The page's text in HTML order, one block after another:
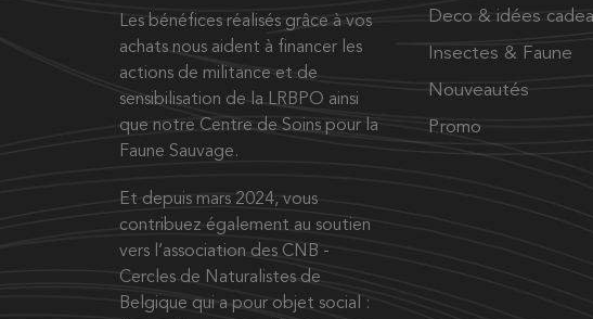
Les bénéfices réalisés grâce à vos
achats nous aident à financer les
actions de militance et de
sensibilisation de la LRBPO ainsi
que notre Centre de Soins pour la
Faune Sauvage.
Et depuis mars 2024, vous
contribuez également au soutien
vers l’association des CNB -
Cercles de Naturalistes de
Belgique qui a pour objet social :
Deco & idées
Insectes & Faune
Nouveautés
Promo